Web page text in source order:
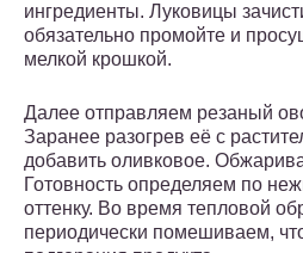
ингредиенты. Луковицы
обязательно промойте и
мелкой крошкой.
Далее отправляем резаный
Заранее разогрев её с
добавить оливковое.
Готовность определяем по
оттенку. Во время тепловой
периодически помешиваем,